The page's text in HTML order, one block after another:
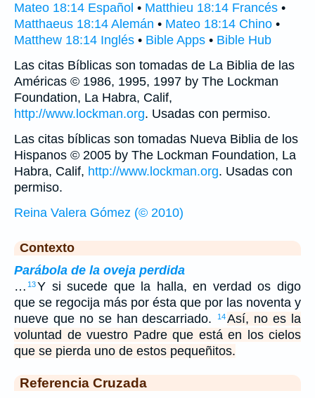
Mateo 18:14 Español • Matthieu 18:14 Francés •
Matthaeus 18:14 Alemán • Mateo 18:14 Chino •
Matthew 18:14 Inglés • Bible Apps • Bible Hub
Las citas Bíblicas son tomadas de La Biblia de las
Américas © 1986, 1995, 1997 by The Lockman
Foundation, La Habra, Calif,
http://www.lockman.org. Usadas con permiso.
Las citas bíblicas son tomadas Nueva Biblia de los
Hispanos © 2005 by The Lockman Foundation, La
Habra, Calif, http://www.lockman.org. Usadas con
permiso.
Reina Valera Gómez (© 2010)
Contexto
Parábola de la oveja perdida
… 13Y si sucede que la halla, en verdad os digo
que se regocija más por ésta que por las noventa y
nueve que no se han descarriado.
14Así, no es la
voluntad de vuestro Padre que está en los cielos
que se pierda uno de estos pequeñitos.
Referencia Cruzada